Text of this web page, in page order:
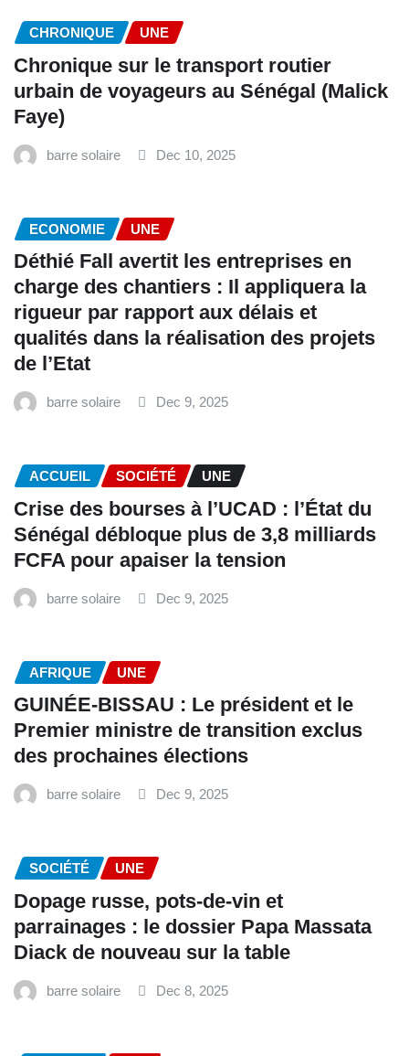
CHRONIQUE UNE
Chronique sur le transport routier
urbain de voyageurs au Sénégal (Malick
Faye)
barre solaire Dec 10, 2025
ECONOMIE UNE
Déthié Fall avertit les entreprises en
charge des chantiers : Il appliquera la
rigueur par rapport aux délais et
qualités dans la réalisation des projets
de l’Etat
barre solaire Dec 9, 2025
ACCUEIL SOCIÉTÉ UNE
Crise des bourses à l’UCAD : l’État du
Sénégal débloque plus de 3,8 milliards
FCFA pour apaiser la tension
barre solaire Dec 9, 2025
AFRIQUE UNE
GUINÉE-BISSAU : Le président et le
Premier ministre de transition exclus
des prochaines élections
barre solaire Dec 9, 2025
SOCIÉTÉ UNE
Dopage russe, pots-de-vin et
parrainages : le dossier Papa Massata
Diack de nouveau sur la table
barre solaire Dec 8, 2025